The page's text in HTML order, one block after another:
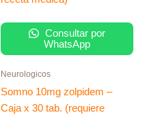
Consultar por
WhatsApp
Neurologicos
Somno 10mg zolpidem –
Caja x 30 tab. (requiere